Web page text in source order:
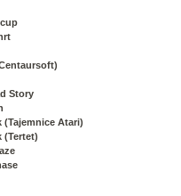
Story
(Tajemnice Atari)
(Tertet)